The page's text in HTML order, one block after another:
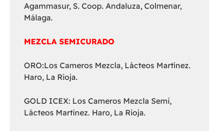
Agammasur, S. Coop. Andaluza, Colmenar,
Málaga.
MEZCLA SEMICURADO
ORO:Los Cameros Mezcla, Lácteos Martínez.
Haro, La Rioja.
GOLD ICEX: Los Cameros Mezcla Semi,
Lácteos Martínez. Haro, La Rioja.